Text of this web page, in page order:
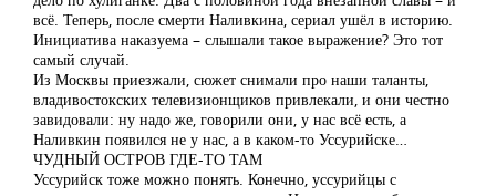
всё. Теперь, после смерти Наливкина, сериал ушёл в историю.
Инициатива наказуема – слышали такое выражение? Это тот
самый случай.
Из Москвы приезжали, сюжет снимали про наши таланты,
владивостокских телевизионщиков привлекали, и они честно
завидовали: ну надо же, говорили они, у нас всё есть, а
Наливкин появился не у нас, а в каком-то Уссурийске…
ЧУДНЫЙ ОСТРОВ ГДЕ-ТО ТАМ
Уссурийск тоже можно понять. Конечно, уссурийцы с